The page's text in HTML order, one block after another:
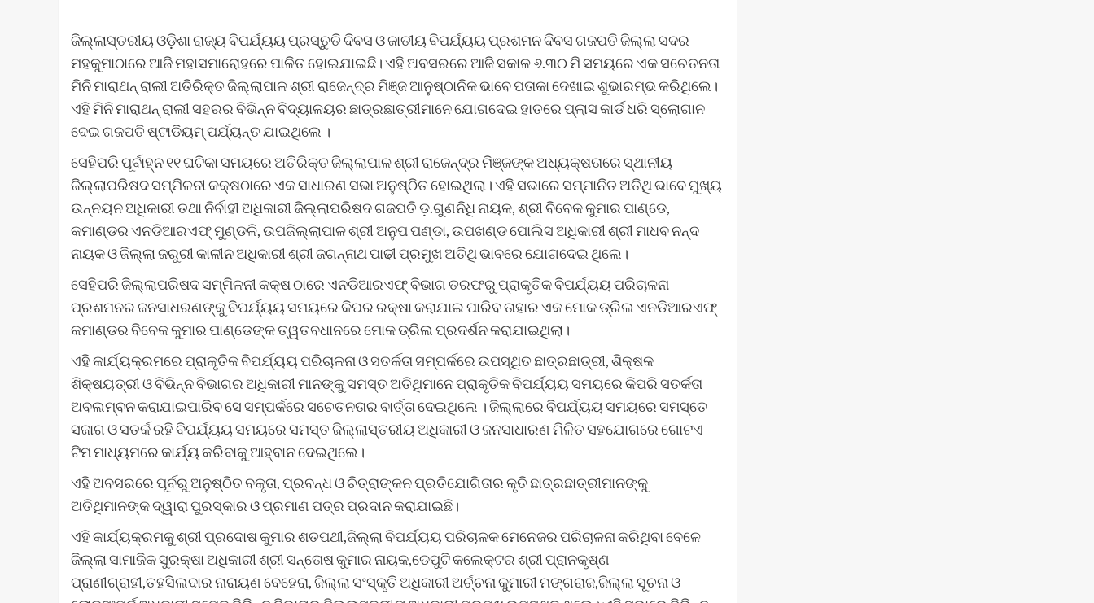
ଜିଲ୍ଲାସ୍ତରୀୟ ଓଡ଼ିଶା ରାଜ୍ୟ ବିପର୍ଯ୍ୟୟ ପ୍ରସ୍ତୁତି ଦିବସ ଓ ଜାତୀୟ ବିପର୍ଯ୍ୟୟ ପ୍ରଶମନ ଦିବସ ଗଜପତି ଜିଲ୍ଲା ସଦର
ମହକୁମାଠାରେ ଆଜି ମହାସମାରୋହରେ ପାଳିତ ହୋଇଯାଇଛି। ଏହି ଅବସରରେ ଆଜି ସକାଳ ୬.୩୦ ମି ସମୟରେ ଏକ ସଚେତନତା
ମିନି ମାରାଥନ୍ ରାଲୀ ଅତିରିକ୍ତ ଜିଲ୍ଲାପାଳ ଶ୍ରୀ ରାଜେନ୍ଦ୍ର ମିଞ୍ଜ ଆନୁଷ୍ଠାନିକ ଭାବେ ପତାକା ଦେଖାଇ ଶୁଭାରମ୍ଭ କରିଥିଲେ।
ଏହି ମିନି ମାରାଥନ୍ ରାଲୀ ସହରର ବିଭିନ୍ନ ବିଦ୍ୟାଳୟର ଛାତ୍ରଛାତ୍ରୀମାନେ ଯୋଗଦେଇ ହାତରେ ପ୍ଲାସ କାର୍ଡ ଧରି ସ୍ଲୋଗାନ
ଦେଇ ଗଜପତି ଷ୍ଟାଡିୟମ୍ ପର୍ଯ୍ୟନ୍ତ ଯାଇଥିଲେ ।
ସେହିପରି ପୂର୍ବାହ୍ନ ୧୧ ଘଟିକା ସମୟରେ ଅତିରିକ୍ତ ଜିଲ୍ଲାପାଳ ଶ୍ରୀ ରାଜେନ୍ଦ୍ର ମିଞ୍ଜଙ୍କ ଅଧ୍ୟକ୍ଷତାରେ ସ୍ଥାନୀୟ
ଜିଲ୍ଲାପରିଷଦ ସମ୍ମିଳନୀ କକ୍ଷଠାରେ ଏକ ସାଧାରଣ ସଭା ଅନୁଷ୍ଠିତ ହୋଇଥିଲା। ଏହି ସଭାରେ ସମ୍ମାନିତ ଅତିଥି ଭାବେ ମୁଖ୍ୟ
ଉନ୍ନୟନ ଅଧିକାରୀ ତଥା ନିର୍ବାହୀ ଅଧିକାରୀ ଜିଲ୍ଲାପରିଷଦ ଗଜପତି ଡ଼.ଗୁଣନିଧି ନାୟକ, ଶ୍ରୀ ବିବେକ କୁମାର ପାଣ୍ଡେ,
କମାଣ୍ଡର ଏନଡିଆରଏଫ୍ ମୁଣ୍ଡଳି, ଉପଜିଲ୍ଲାପାଳ ଶ୍ରୀ ଅନୁପ ପଣ୍ଡା, ଉପଖଣ୍ଡ ପୋଲିସ ଅଧିକାରୀ ଶ୍ରୀ ମାଧବ ନନ୍ଦ
ନାୟକ ଓ ଜିଲ୍ଲା ଜରୁରୀ କାଳୀନ ଅଧିକାରୀ ଶ୍ରୀ ଜଗନ୍ନାଥ ପାଢୀ ପ୍ରମୁଖ ଅତିଥି ଭାବରେ ଯୋଗଦେଇ ଥିଲେ।
ସେହିପରି ଜିଲ୍ଲାପରିଷଦ ସମ୍ମିଳନୀ କକ୍ଷ ଠାରେ ଏନଡିଆରଏଫ୍ ବିଭାଗ ତରଫରୁ ପ୍ରାକୃତିକ ବିପର୍ଯ୍ୟୟ ପରିଚାଳନା
ପ୍ରଶମନର ଜନସାଧରଣଙ୍କୁ ବିପର୍ଯ୍ୟୟ ସମୟରେ କିପର ରକ୍ଷା କରାଯାଇ ପାରିବ ତାହାର ଏକ ମୋକ ଡ୍ରିଲ ଏନଡିଆରଏଫ୍
କମାଣ୍ଡର ବିବେକ କୁମାର ପାଣ୍ଡେଙ୍କ ତ୍ୱତବଧାନରେ ମୋକ ଡ୍ରିଲ ପ୍ରଦର୍ଶନ କରାଯାଇଥିଲା।
ଏହି କାର୍ଯ୍ୟକ୍ରମରେ ପ୍ରାକୃତିକ ବିପର୍ଯ୍ୟୟ ପରିଚାଳନା ଓ ସତର୍କତା ସମ୍ପର୍କରେ ଉପସ୍ଥିତ ଛାତ୍ରଛାତ୍ରୀ, ଶିକ୍ଷକ
ଶିକ୍ଷୟତ୍ରୀ ଓ ବିଭିନ୍ନ ବିଭାଗର ଅଧିକାରୀ ମାନଙ୍କୁ ସମସ୍ତ ଅତିଥିମାନେ ପ୍ରାକୃତିକ ବିପର୍ଯ୍ୟୟ ସମୟରେ କିପରି ସତର୍କତା
ଅବଲମ୍ବନ କରାଯାଇପାରିବ ସେ ସମ୍ପର୍କରେ ସଚେତନତାର ବାର୍ତ୍ତା ଦେଇଥିଲେ । ଜିଲ୍ଲାରେ ବିପର୍ଯ୍ୟୟ ସମୟରେ ସମସ୍ତେ
ସଜାଗ ଓ ସତର୍କ ରହି ବିପର୍ଯ୍ୟୟ ସମୟରେ ସମସ୍ତ ଜିଲ୍ଲାସ୍ତରୀୟ ଅଧିକାରୀ ଓ ଜନସାଧାରଣ ମିଳିତ ସହଯୋଗରେ ଗୋଟଏ
ଟିମ ମାଧ୍ୟମରେ କାର୍ଯ୍ୟ କରିବାକୁ ଆହ୍ବାନ ଦେଇଥିଲେ।
ଏହି ଅବସରରେ ପୂର୍ବରୁ ଅନୁଷ୍ଠିତ ବକୃତା, ପ୍ରବନ୍ଧ ଓ ଚିତ୍ରାଙ୍କନ ପ୍ରତିଯୋଗିତାର କୃତି ଛାତ୍ରଛାତ୍ରୀମାନଙ୍କୁ
ଅତିଥିମାନଙ୍କ ଦ୍ୱାରା ପୁରସ୍କାର ଓ ପ୍ରମାଣ ପତ୍ର ପ୍ରଦାନ କରାଯାଇଛି।
ଏହି କାର୍ଯ୍ୟକ୍ରମକୁ ଶ୍ରୀ ପ୍ରଦୋଷ କୁମାର ଶତପଥୀ,ଜିଲ୍ଲା ବିପର୍ଯ୍ୟୟ ପରିଚାଳକ ମେନେଜର ପରିଚାଳନା କରିଥିବା ବେଳେ
ଜିଲ୍ଲା ସାମାଜିକ ସୁରକ୍ଷା ଅଧିକାରୀ ଶ୍ରୀ ସନ୍ତୋଷ କୁମାର ନାୟକ,ଡେପୁଟି କଲେକ୍ଟର ଶ୍ରୀ ପ୍ରାନକୃଷ୍ଣ
ପ୍ରାଣୀଗ୍ରାହୀ,ତହସିଲଦାର ନାରାୟଣ ବେହେରା, ଜିଲ୍ଲା ସଂସ୍କୃତି ଅଧିକାରୀ ଅର୍ଚ୍ଚନା କୁମାରୀ ମଙ୍ଗରାଜ,ଜିଲ୍ଲା ସୂଚନା ଓ